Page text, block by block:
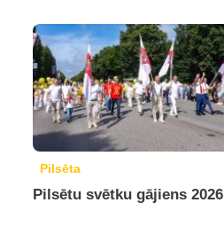
Pilsēta
Pilsētu svētku gājiens 2026